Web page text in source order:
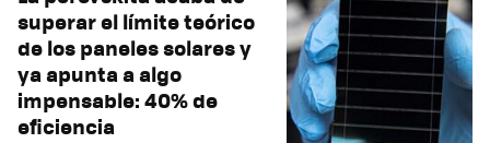
superar el límite teórico
de los paneles solares y
ya apunta a algo
impensable: 40% de
eficiencia